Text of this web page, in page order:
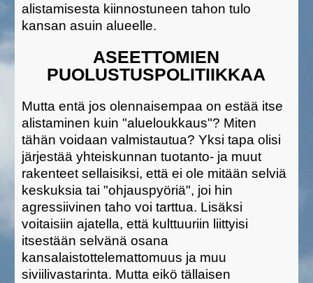
alistamisesta kiinnostuneen tahon tulo
kansan asuin alueelle.
ASEETTOMIEN
PUOLUSTUSPOLITIIKKAA
Mutta entä jos olennaisempaa on estää itse
alistaminen kuin "alueloukkaus"? Miten
tähän voidaan valmistautua? Yksi tapa olisi
järjestää yhteiskunnan tuotanto- ja muut
rakenteet sellaisiksi, että ei ole mitään selviä
keskuksia tai "ohjauspyöriä", joi hin
agressiivinen taho voi tarttua. Lisäksi
voitaisiin ajatella, että kulttuuriin liittyisi
itsestään selvänä osana
kansalaistottelemattomuus ja muu
siviilivastarinta. Mutta eikö tällaisen